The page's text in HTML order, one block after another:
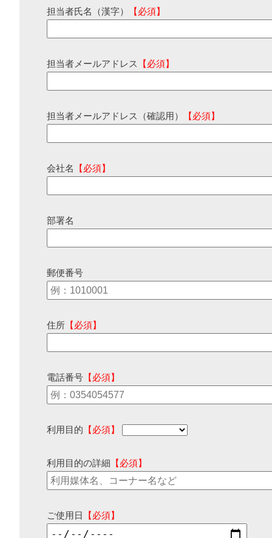
担当者氏名（漢字） 【必須】
担当者メールアドレス 【必須】
担当者メールアドレス（確認用） 【必須】
会社名 【必須】
部署名
郵便番号
住所 【必須】
電話番号 【必須】
利用目的 【必須】
利用目的の詳細 【必須】
ご使用日 【必須】